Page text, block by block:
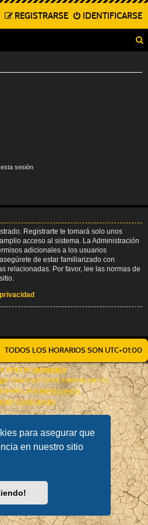
para asegurar que
en nuestro sitio
IDENTIFICARSE
REGISTRARSE
sesión
Registrarte te tomará solo unos
acceso al sistema. La Administración
adicionales a los usuarios
de estar familiarizado con
relacionadas. Por favor, lee las normas de
TODOS LOS HORARIOS SON UTC+01:00
STYLE BY IAN BRADLEY
® FORUM SOFTWARE © PHPBB LIMITED
PORPHPBB ESPAÑA
|CONDICIONES